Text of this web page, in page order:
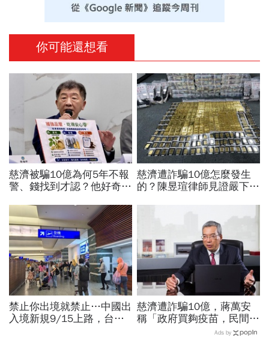
你可能還想看
慈濟被騙10億為何5年不報
警、錢找到才認？他好奇：
「擋疫苗」黑鍋只求1件事
慈濟遭詐騙10億怎麼發生
的？陳昱瑄律師見證嚴下跪
禁止你出境就禁止…中國出
入境新規9/15上路，台灣
慈濟遭詐騙10億，蔣萬安
稱「政府買夠疫苗，民間就
不用採購」！謝金河：這句
Ads by